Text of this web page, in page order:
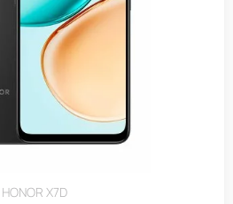
HONOR X7D